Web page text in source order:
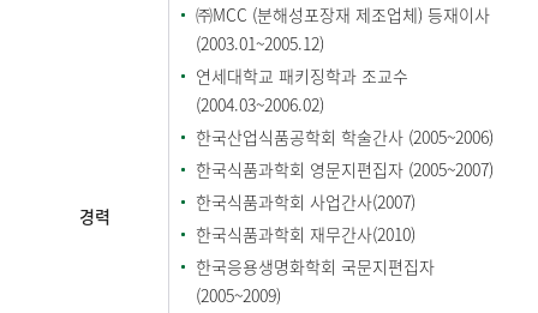
경력
㈜MCC (분해성포장재 제조업체) 등재이사
(2003.01~2005.12)
연세대학교 패키징학과 조교수
(2004.03~2006.02)
한국산업식품공학회 학술간사 (2005~2006)
한국식품과학회 영문지편집자 (2005~2007)
한국식품과학회 사업간사(2007)
한국식품과학회 재무간사(2010)
한국응용생명화학회 국문지편집자
(2005~2009)